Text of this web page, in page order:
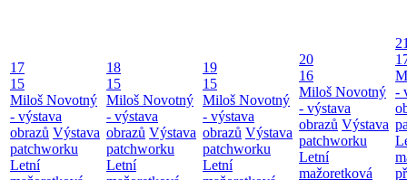
17
15
Miloš Novotný
- výstava
obrazů Výstava
patchworku
Letní
18
15
Miloš Novotný
- výstava
obrazů Výstava
patchworku
Letní
19
15
Miloš Novotný
- výstava
obrazů Výstava
patchworku
Letní
20
16
Miloš Novotný
- výstava
obrazů Výstava
patchworku
Letní
mažoretková
-